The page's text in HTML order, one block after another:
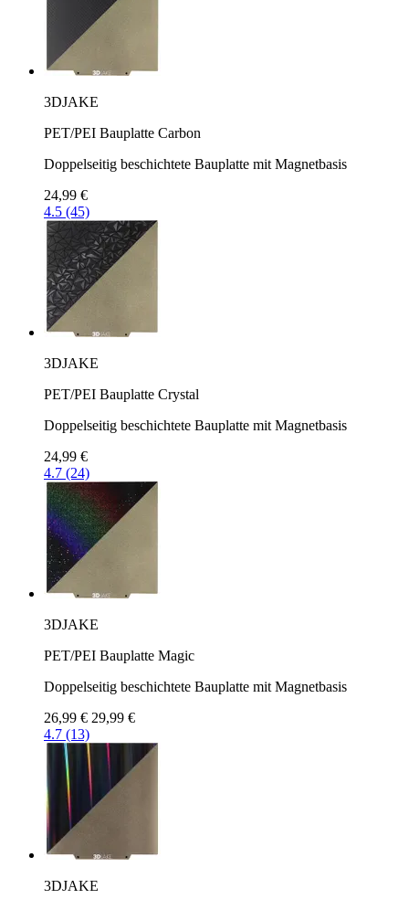
3DJAKE
PET/PEI Bauplatte Carbon
Doppelseitig beschichtete Bauplatte mit Magnetbasis
24,99 €
4.5 (45)
3DJAKE
PET/PEI Bauplatte Crystal
Doppelseitig beschichtete Bauplatte mit Magnetbasis
24,99 €
4.7 (24)
3DJAKE
PET/PEI Bauplatte Magic
Doppelseitig beschichtete Bauplatte mit Magnetbasis
26,99 € 29,99 €
4.7 (13)
3DJAKE